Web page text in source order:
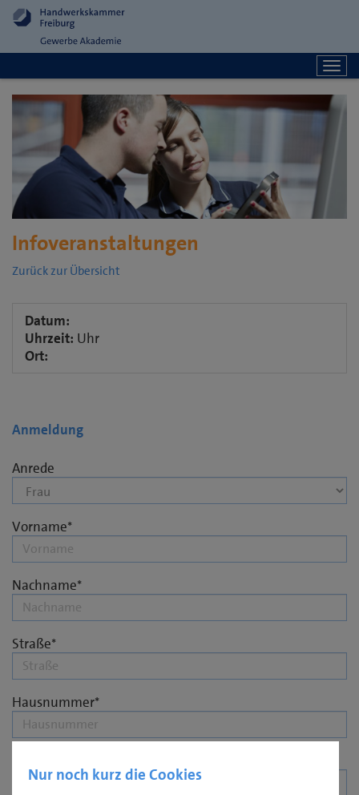
Info­veranstaltungen
Zurück zur Übersicht
Datum:
Uhrzeit: Uhr
Ort:
Anmeldung
Anrede
Vorname
Nachname
Straße
Hausnummer
Nur noch kurz die Cookies